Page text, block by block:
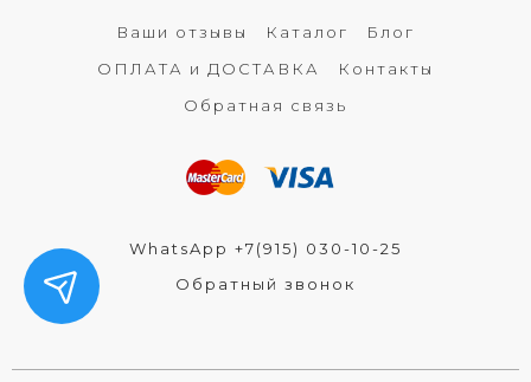
Ваши отзывы Каталог
Блог
ОПЛАТА и ДОСТАВКА
Контакты
Обратная связь
WhatsApp +7(915) 030-10-25
Обратный звонок